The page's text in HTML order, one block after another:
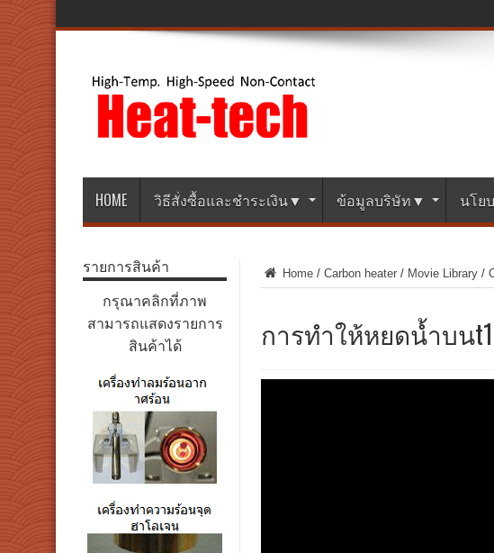
HOME วิธีสั่งซื้อและชำระเงิน▼ ข้อมูลบริษัท▼ นโย
Home / Carbon heater / Movie Library /
การทำให้หยดน้ำบน
รายการสินค้า
กรุณาคลิกที่ภาพ
สามารถแสดงรายการ
สินค้าได้